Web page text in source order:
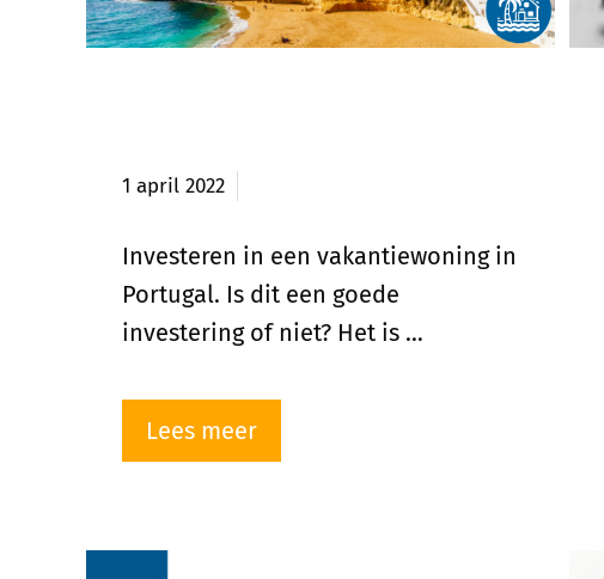
1 april 2022
Investeren in een vakantiewoning in
Portugal. Is dit een goede
investering of niet? Het is …
Lees meer